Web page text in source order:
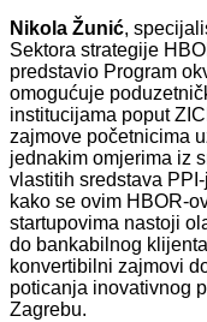
Nikola Žunić,
Sektora strategije
predstavio Program
omogućuje
institucijama poput
zajmove početnicima
jednakim omjerima iz
vlastitih sredstava
kako se ovim HBOR-
startupovima nastoji
do bankabilnog
konvertibilni zajmovi
poticanja inovativnog
Zagrebu.